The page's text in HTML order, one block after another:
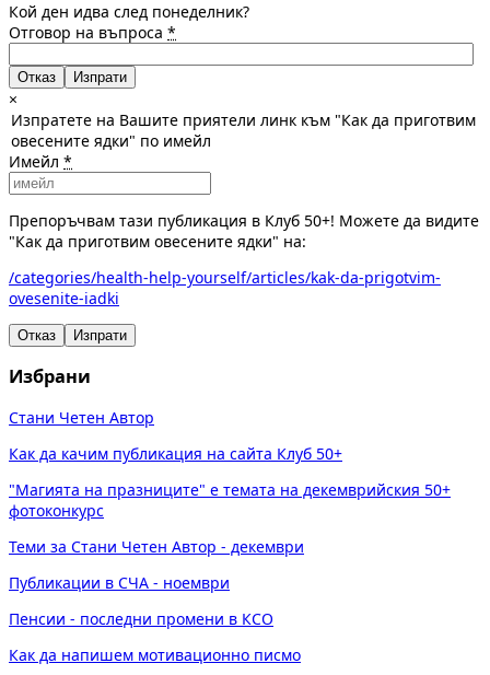
Кой ден идва след понеделник?
Отговор на въпроса *
Отказ
×
Изпратете на Вашите приятели линк към "Как да приготвим
овесените ядки" по имейл
Имейл *
Препоръчвам тази публикация в Клуб 50+! Можете да видите
"Как да приготвим овесените ядки" на:
/categories/health-help-yourself/articles/kak-da-prigotvim-
ovesenite-iadki
Отказ Изпрати
Избрани
Стани Четен Автор
Как да качим публикация на сайта Клуб 50+
"Магията на празниците" е темата на декемврийския 50+
фотоконкурс
Теми за Стани Четен Автор - декември
Публикации в СЧА - ноември
Пенсии - последни промени в КСО
Как да напишем мотивационно писмо